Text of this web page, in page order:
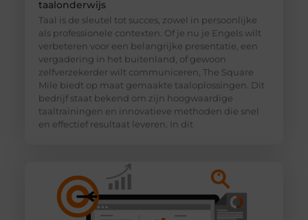
taalonderwijs
Taal is de sleutel tot succes, zowel in persoonlijke
als professionele contexten. Of je nu je Engels wilt
verbeteren voor een belangrijke presentatie, een
vergadering in het buitenland, of gewoon
zelfverzekerder wilt communiceren, The Square
Mile biedt op maat gemaakte taaloplossingen. Dit
bedrijf staat bekend om zijn hoogwaardige
taaltrainingen en innovatieve methoden die snel
en effectief resultaat leveren. In dit